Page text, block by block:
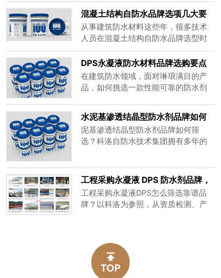
值得信赖的品牌，其价值在于能从根
源上解决混凝土的渗漏问题。
混凝土结构自防水品牌选项几大要
点
从事建筑防水材料这些年，很多技术
人员在混凝土结构自防水品牌选型时
容易陷入只看价格或盲目跟风的误
区，结果后期渗漏问题频发。科洛自
防水作为深耕结构自防水领域多年的
专业品牌，服务过三峡工程、南水北
调后续重大工程、川藏铁路、青岛地
铁等大型国家级重点项目，凭借着多
年丰富的经验，给大家梳理选型时必
须搞清楚的几个关键点，帮大家避开
选型误区。
DPS永凝液防水材料品牌选购要点
在建筑防水领域，面对琳琅满目的产
品，如何挑选一款性能可靠的防水剂
其中，DPS永凝液防水材料品牌因其
独特的防水原理而备受关注。本文将
从选购角度，为您科普如何辨别和选
择合适的DPS永凝液产品。
水泥基渗透结晶型防水剂品牌如何
筛选
泥基渗透结晶型防水剂品牌如何筛
选？科洛自防水技术集团拥有多年的
度解析选型要点，助您避开传统材料
脱层空鼓陷阱，找到真正适合混凝土
结构自防水的可靠方案。
工程采购永凝液 DPS 防水剂品牌，
重点考察哪些核心实力
工程采购永凝液DPS怎么筛选靠谱品
牌？以科洛为参照，从资质检测、产